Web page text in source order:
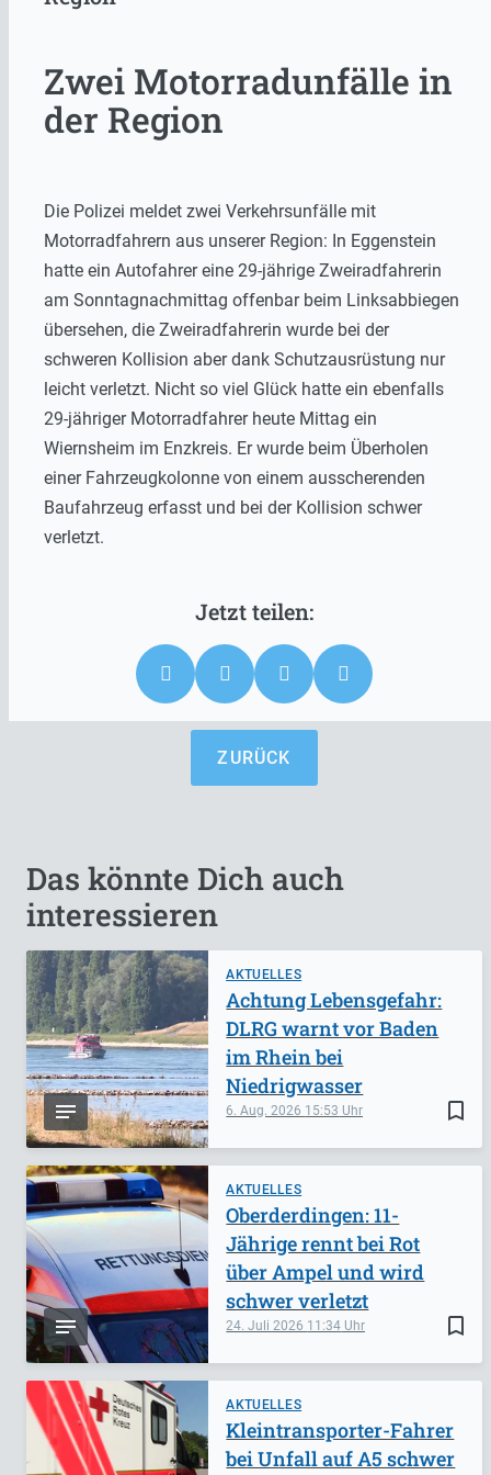
Zwei Motorradunfälle in
der Region
Die Polizei meldet zwei Verkehrsunfälle mit
Motorradfahrern aus unserer Region: In Eggenstein
hatte ein Autofahrer eine 29-jährige Zweiradfahrerin
am Sonntagnachmittag offenbar beim Linksabbiegen
übersehen, die Zweiradfahrerin wurde bei der
schweren Kollision aber dank Schutzausrüstung nur
leicht verletzt. Nicht so viel Glück hatte ein ebenfalls
29-jähriger Motorradfahrer heute Mittag ein
Wiernsheim im Enzkreis. Er wurde beim Überholen
einer Fahrzeugkolonne von einem ausscherenden
Baufahrzeug erfasst und bei der Kollision schwer
verletzt.
ZURÜCK
Das könnte Dich auch
interessieren
AKTUELLES
bookmark_border
6. Aug. 2026 15:53
Achtung Lebensgefahr:
DLRG warnt vor Baden
im Rhein bei
Niedrigwasser
AKTUELLES
bookmark_border
24. Juli 2026 11:34
Oberderdingen: 11-
Jährige rennt bei Rot
über Ampel und wird
schwer verletzt
AKTUELLES
Kleintransporter-Fahrer
bei Unfall auf A5 schwer